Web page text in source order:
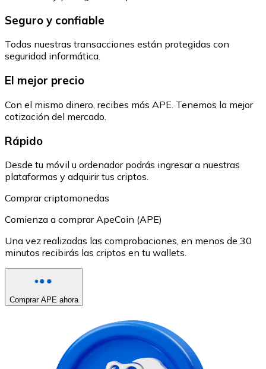
Seguro y confiable
Todas nuestras transacciones están protegidas con
seguridad informática.
El mejor precio
Con el mismo dinero, recibes más APE. Tenemos la mejor
cotización del mercado.
Rápido
Desde tu móvil u ordenador podrás ingresar a nuestras
plataformas y adquirir tus criptos.
Comprar criptomonedas
Comienza a comprar ApeCoin (APE)
Una vez realizadas las comprobaciones, en menos de 30
minutos recibirás las criptos en tu wallets.
Comprar APE ahora